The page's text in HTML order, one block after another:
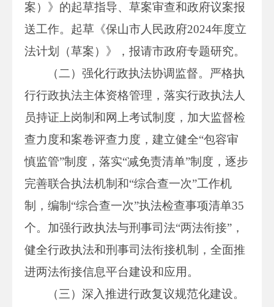
案）》的起草指导、草案审查和政府议案报
送工作。起草《保山市人民政府2024年度立
法计划（草案）》，报请市政府专题研究。
（二）强化行政执法协调监督。严格执
行行政执法主体资格管理，落实行政执法人
员持证上岗制和网上考试制度，加大监督检
查力度和案卷评查力度，建立健全“包容审
慎监管”制度，落实“减免责清单”制度，逐步
完善联合执法机制和“综合查一次”工作机
制，编制“综合查一次”执法检查事项清单35
个。加强行政执法与刑事司法“两法衔接”，
健全行政执法和刑事司法衔接机制，全面推
进两法衔接信息平台建设和应用。
（三）深入推进行政复议规范化建设。